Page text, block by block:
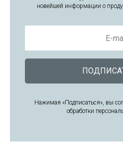
новейшей информации о
E-
Нажимая «Подписаться», вы
обработки